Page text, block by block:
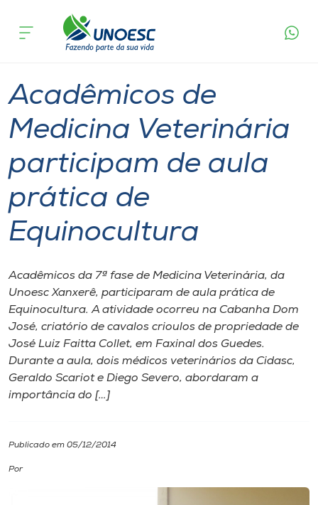
Cursos
Pesquisa
Atendimento ao Estudante
Portal de Ensino
Internacionalização
I.nova
Diplomados
acontece
Acadêmicos de
Medicina Veterinária
participam de aula
prática de
Equinocultura
Acadêmicos da 7ª fase de Medicina Veterinária, da
Unoesc Xanxerê, participaram de aula prática de
Equinocultura. A atividade ocorreu na Cabanha Dom
José, criatório de cavalos crioulos de propriedade de
José Luiz Faitta Collet, em Faxinal dos Guedes.
Durante a aula, dois médicos veterinários da Cidasc,
Geraldo Scariot e Diego Severo, abordaram a
importância do […]
Publicado em 05/12/2014
Por